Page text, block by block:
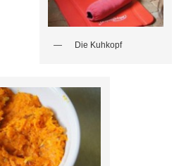
Die Kuhkopf